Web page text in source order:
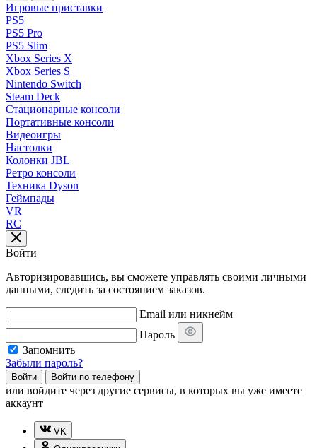
Игровые приставки
PS5
PS5 Pro
PS5 Slim
Xbox Series X
Xbox Series S
Nintendo Switch
Steam Deck
Стационарные консоли
Портативные консоли
Видеоигры
Настолки
Колонки JBL
Ретро консоли
Техника Dyson
Геймпады
VR
RC
Войти
Авторизировавшись, вы сможете управлять своими личными
данными, следить за состоянием заказов.
Email или никнейм
Пароль
Запомнить
Забыли пароль?
Войти Войти по телефону
или войдите через другие сервисы, в которых вы уже имеете
аккаунт
VK